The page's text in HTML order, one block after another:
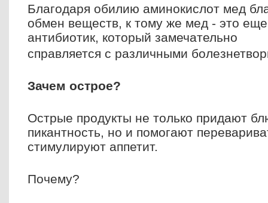
Благодаря обилию аминокислот мед
обмен веществ, к тому же мед - это
антибиотик, который замечательно
справляется с различными
Зачем острое?
Острые продукты не только придают
пикантность, но и помогают
стимулируют аппетит.
Почему?